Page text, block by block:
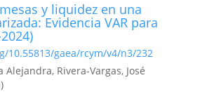
y liquidez en una
Evidencia VAR para
10.55813/gaea/rcym/v4/n3/232
Rivera-Vargas, José